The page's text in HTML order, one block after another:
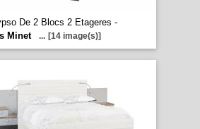
De 2 Blocs 2 Etageres -
Minet
... [14 image(s)]